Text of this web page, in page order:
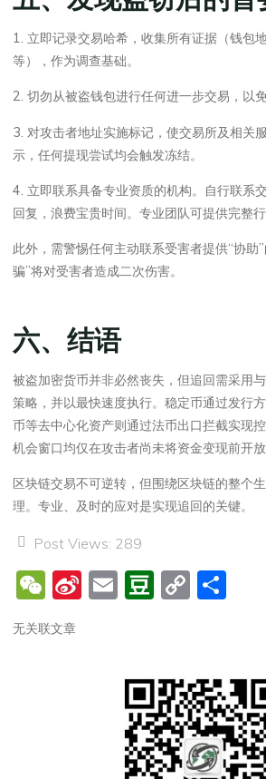
1. 立即记录交易哈希，收集所有证据（钱包
等），作为调查基础。
2. 切勿从被盗钱包进行任何进一步交易，以
3. 对攻击者地址实施标记，使交易所及相关
示，任何提现尝试均会触发冻结。
4. 立即联系具备专业资质的机构。自行联系
回复，浪费宝贵时间。专业团队可提供完整行
此外，需警惕任何主动联系受害者提供“协助
骗”将对受害者造成二次伤害。
六、结语
被盗加密货币并非必然丧失，但追回需采用
策略，并以最快速度执行。稳定币通过发行
币等去中心化资产则通过法币出口拦截实现
机会窗口均仅在攻击者尚未将资金变现前开放
区块链交易不可逆转，但围绕区块链的整个
理。专业、及时的应对是实现追回的关键。
Post Views: 289
W
e
C
Si E
l
D
b
a
n
C
y
Li
n
k
无关联文章